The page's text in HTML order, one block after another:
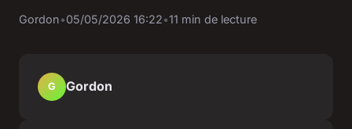
Gordon•05/05/2026 16:22•11 min de lecture
G Gordon